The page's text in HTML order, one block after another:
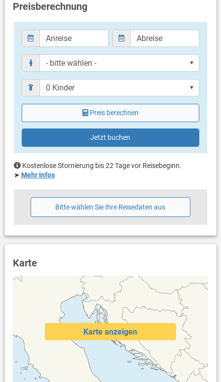
Balkon & Terrasse
teilweise überdacht
Bestuhlung
Weitere Informationen
Grillen nicht erlaubt
Parkplatz beim Haus
Haustier nicht erlaubt
Eigentümer lebt im gleichen Haus
Bettwäsche vorhanden
Handtücher vorhanden
Preisberechnung
Preis berechnen
Jetzt buchen
Kostenlose Stornierung bis 22 Tage vor Reisebeginn.
➤ Mehr Infos
Bitte wählen Sie Ihre Reisedaten aus
Karte
Karte anzeigen